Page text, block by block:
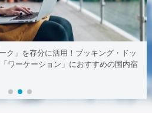
ク」を存分に活用！ブッキング・ドッ
ワーケーション」におすすめの国内宿